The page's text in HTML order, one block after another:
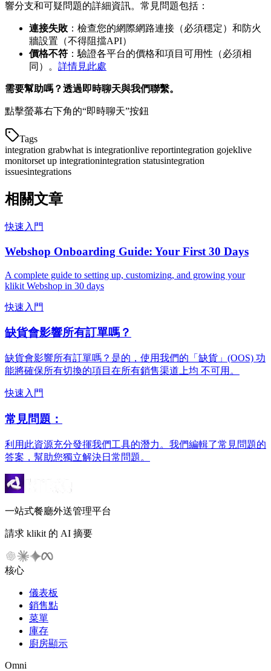
響分支和可疑問題的詳細資訊。常見問題包括：
連接失敗 ：檢查您的網際網路連接（必須穩定）和防火
牆設置（不得阻擋API）
價格不符 ：驗證各平台的價格和項目可用性（必須相
同）。 詳情見此處
需要幫助嗎？透過即時聊天與我們聯繫。
點擊螢幕右下角的“即時聊天”按鈕
Tags
integration grabwhat is integrationlive reportintegration gojeklive
monitorset up integrationintegration statusintegration
issuesintegrations
相關文章
快速入門
Webshop Onboarding Guide: Your First 30 Days
A complete guide to setting up, customizing, and growing your
klikit Webshop in 30 days
快速入門
缺貨會影響所有訂單嗎？
缺貨會影響所有訂單嗎？是的，使用我們的「缺貨」(OOS) 功
能將確保所有切換的項目在所有銷售渠道上均 不可用。
快速入門
常見問題：
利用此資源充分發揮我們工具的潛力。我們編輯了常見問題的
答案，幫助您獨立解決日常問題。
一站式餐廳外送管理平台
請求 klikit 的 AI 摘要
核心
儀表板
銷售點
菜單
庫存
廚房顯示
Omni